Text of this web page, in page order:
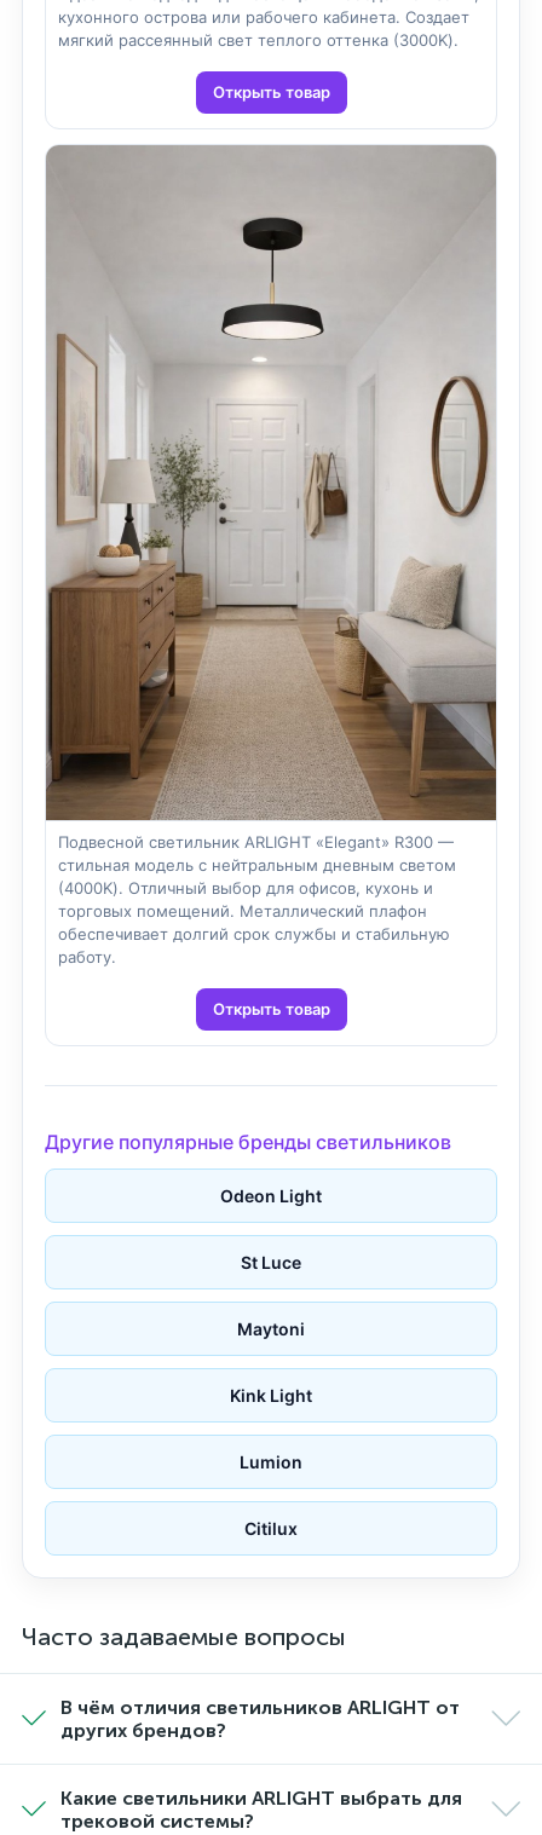
кухонного острова или рабочего кабинета. Создает
мягкий рассеянный свет теплого оттенка (3000K).
Открыть товар
Подвесной светильник ARLIGHT «Elegant» R300 —
стильная модель с нейтральным дневным светом
(4000K). Отличный выбор для офисов, кухонь и
торговых помещений. Металлический плафон
обеспечивает долгий срок службы и стабильную
работу.
Открыть товар
Другие популярные бренды светильников
Odeon Light
St Luce
Maytoni
Kink Light
Lumion
Citilux
Часто задаваемые вопросы
В чём отличия светильников ARLIGHT от
других брендов?
Какие светильники ARLIGHT выбрать для
трековой системы?